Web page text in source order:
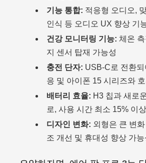
기능 통합: 적응형 오디오,
인식 등 오디오 UX 향상 기
건강 모니터링 기능: 체온
지 센서 탑재 가능성
충전 단자: USB-C로 전환되
응 및 아이폰 15 시리즈와
배터리 효율: H3 칩과 새로
로, 사용 시간 최소 15% 이
디자인 변화: 외형은 큰 변
조 개선 및 휴대성 향상 가